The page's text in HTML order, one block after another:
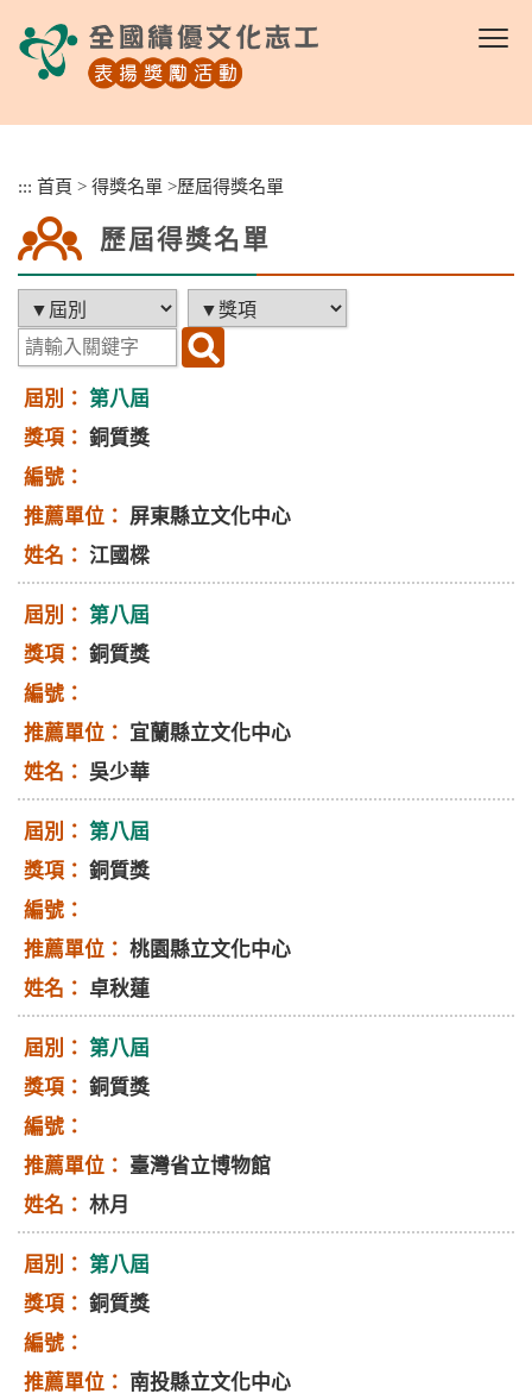
::: 首頁 > 得獎名單 >歷屆得獎名單
歷屆得獎名單
第八屆
銅質獎
屏東縣立文化中心
江國樑
第八屆
銅質獎
宜蘭縣立文化中心
吳少華
第八屆
銅質獎
桃園縣立文化中心
卓秋蓮
第八屆
銅質獎
臺灣省立博物館
林月
第八屆
銅質獎
南投縣立文化中心